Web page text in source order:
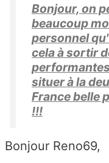
Bonjour, on
beaucoup
personnel
cela à sortir
situer à la
France belle
!!!
Bonjour Reno69,